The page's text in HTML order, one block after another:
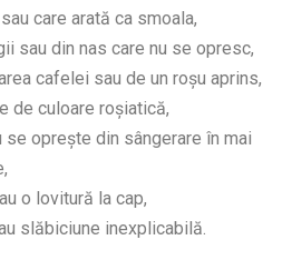
care arată ca smoala,
sau din nas care nu se opresc,
cafelei sau de un roșu aprins,
de culoare roșiatică,
se oprește din sângerare în mai
o lovitură la cap,
slăbiciune inexplicabilă.